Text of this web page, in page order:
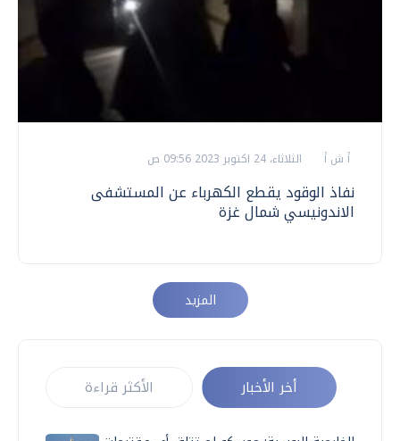
أ ش أ الثلاثاء، 24 اكتوبر 2023 09:56 ص
نفاذ الوقود يقطع الكهرباء عن المستشفى
الاندونيسي شمال غزة
المزيد
أخر الأخبار الأكثر قراءة